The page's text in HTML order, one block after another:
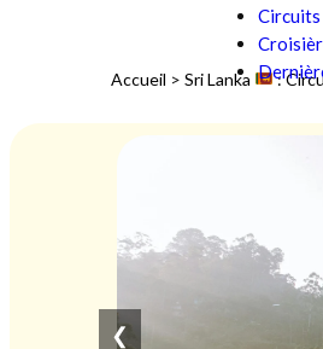
Circuits
Accueil > Sri Lanka :
❮